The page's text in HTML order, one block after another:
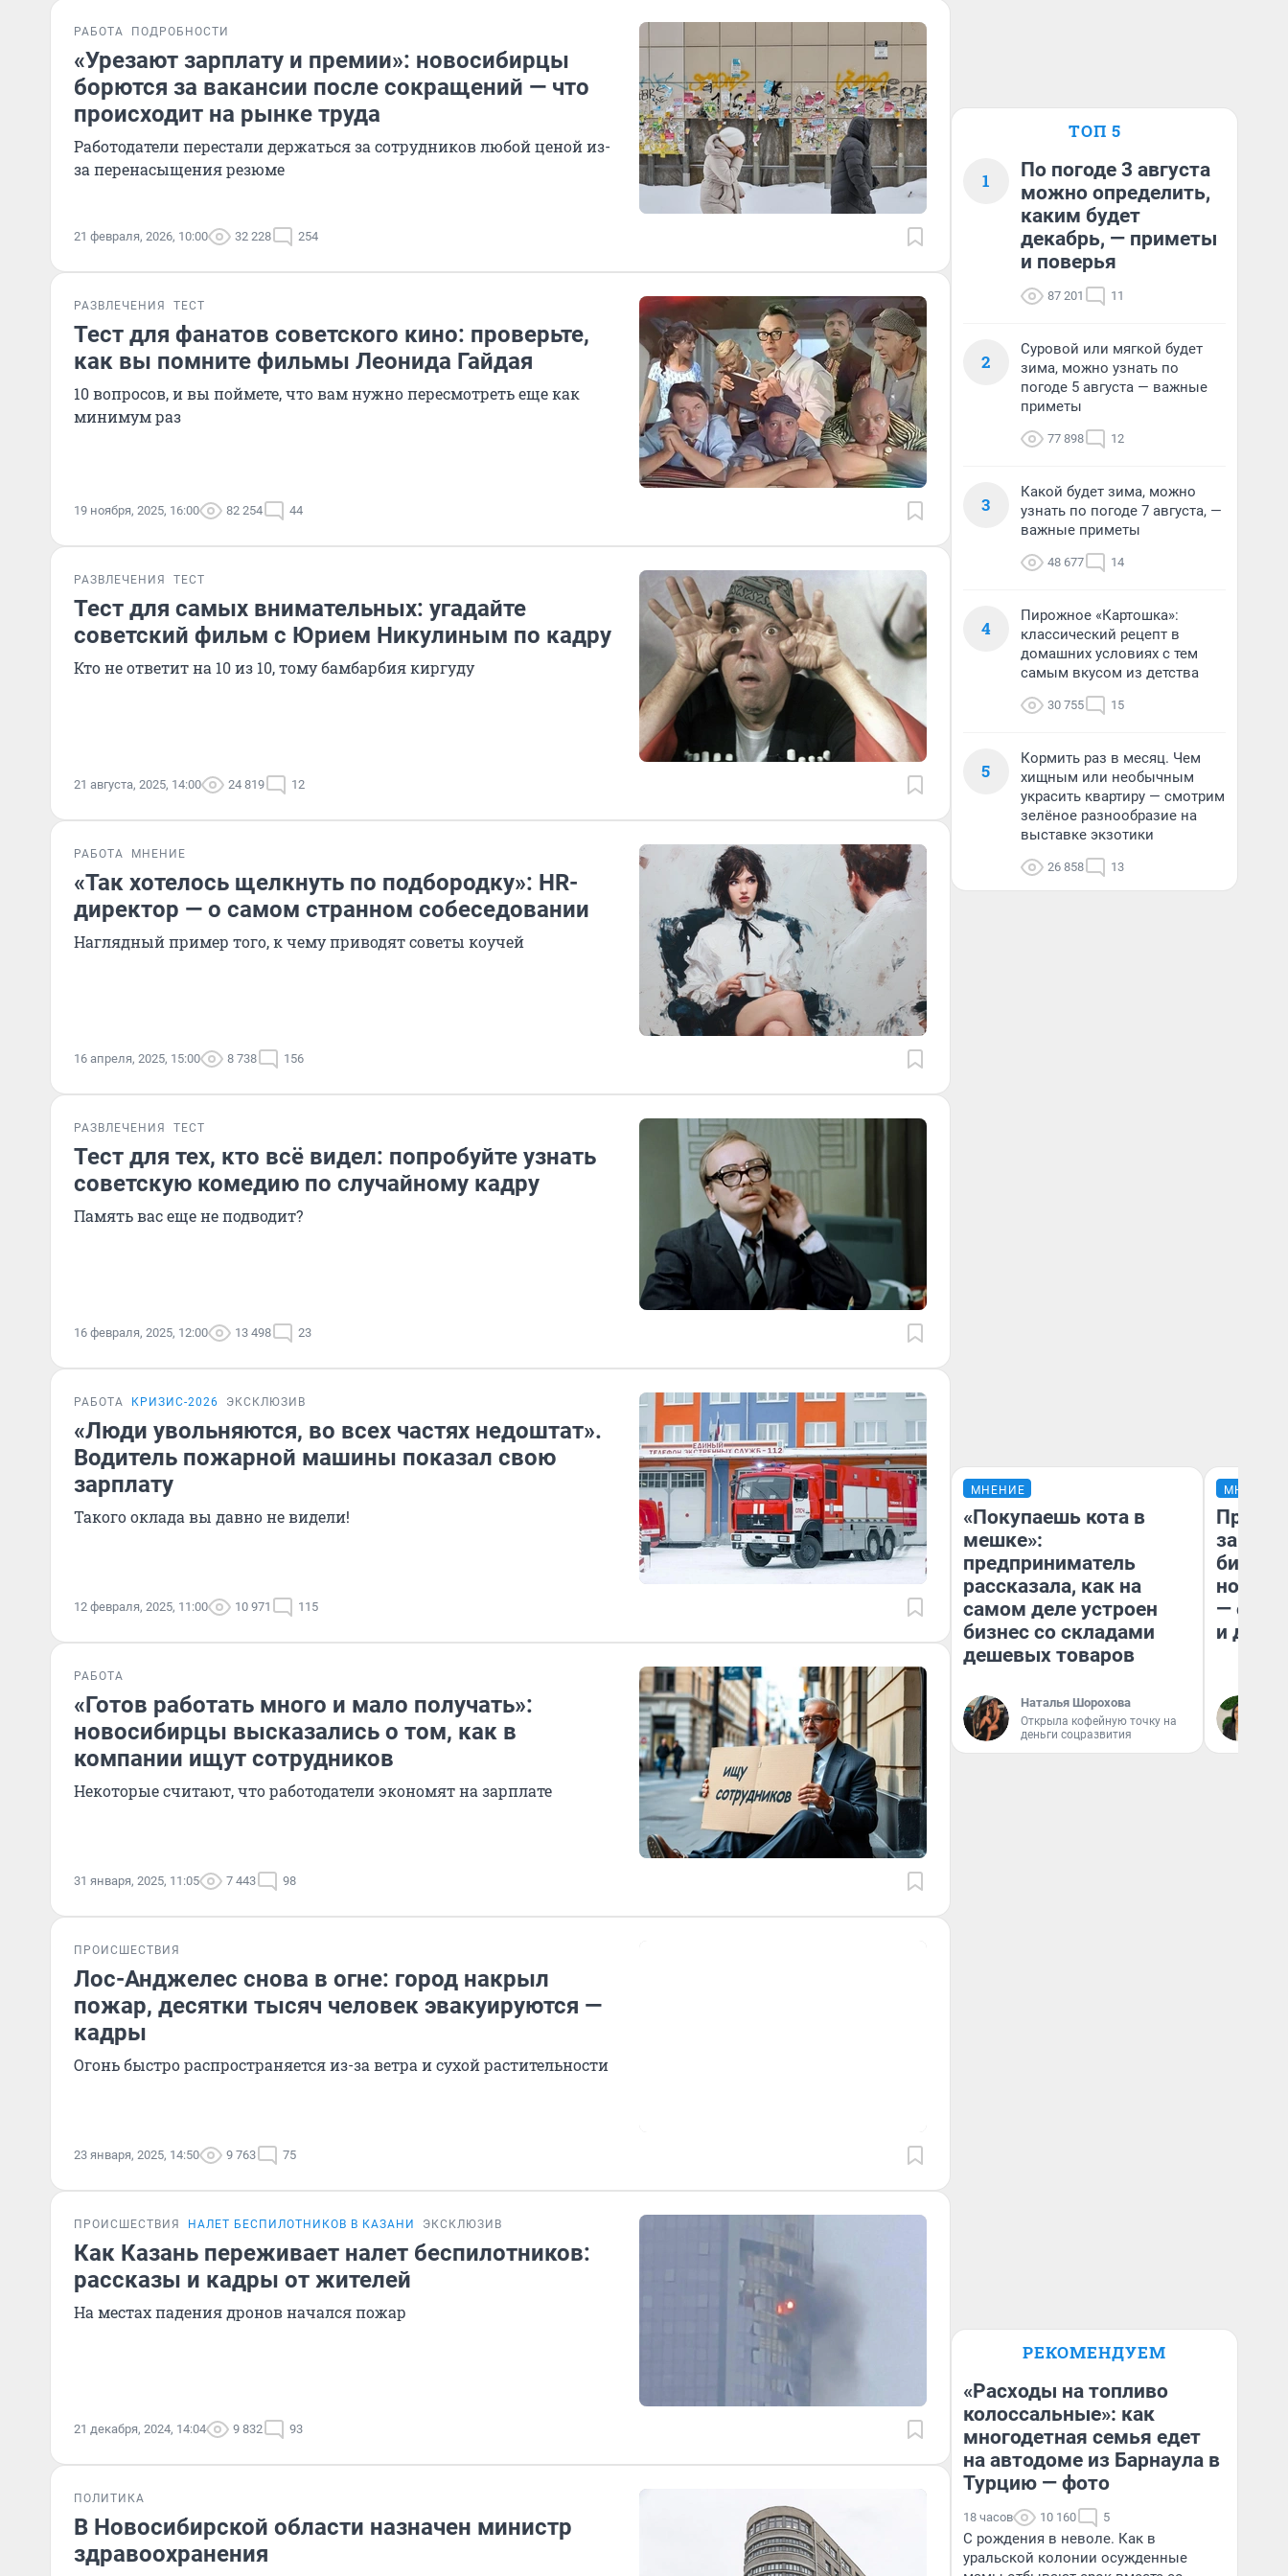
РАБОТА ПОДРОБНОСТИ
«Урезают зарплату и премии»: новосибирцы
борются за вакансии после сокращений — что
происходит на рынке труда
Работодатели перестали держаться за сотрудников любой ценой из-
за перенасыщения резюме
21 февраля, 2026, 10:00 32 228 254
РАЗВЛЕЧЕНИЯ ТЕСТ
Тест для фанатов советского кино: проверьте,
как вы помните фильмы Леонида Гайдая
10 вопросов, и вы поймете, что вам нужно пересмотреть еще как
минимум раз
19 ноября, 2025, 16:00 82 254 44
РАЗВЛЕЧЕНИЯ ТЕСТ
Тест для самых внимательных: угадайте
советский фильм с Юрием Никулиным по кадру
Кто не ответит на 10 из 10, тому бамбарбия киргуду
21 августа, 2025, 14:00 24 819 12
РАБОТА МНЕНИЕ
«Так хотелось щелкнуть по подбородку»: HR-
директор — о самом странном собеседовании
Наглядный пример того, к чему приводят советы коучей
16 апреля, 2025, 15:00 8 738 156
РАЗВЛЕЧЕНИЯ ТЕСТ
Тест для тех, кто всё видел: попробуйте узнать
советскую комедию по случайному кадру
Память вас еще не подводит?
16 февраля, 2025, 12:00 13 498 23
РАБОТА КРИЗИС-2026 ЭКСКЛЮЗИВ
«Люди увольняются, во всех частях недоштат».
Водитель пожарной машины показал свою
зарплату
Такого оклада вы давно не видели!
12 февраля, 2025, 11:00 10 971 115
РАБОТА
«Готов работать много и мало получать»:
новосибирцы высказались о том, как в
компании ищут сотрудников
Некоторые считают, что работодатели экономят на зарплате
31 января, 2025, 11:05 7 443 98
ПРОИСШЕСТВИЯ
Лос-Анджелес снова в огне: город накрыл
пожар, десятки тысяч человек эвакуируются —
кадры
Огонь быстро распространяется из-за ветра и сухой растительности
23 января, 2025, 14:50 9 763 75
ПРОИСШЕСТВИЯ НАЛЕТ БЕСПИЛОТНИКОВ В КАЗАНИ ЭКСКЛЮЗИВ
Как Казань переживает налет беспилотников:
рассказы и кадры от жителей
На местах падения дронов начался пожар
21 декабря, 2024, 14:04 9 832 93
ПОЛИТИКА
В Новосибирской области назначен министр
здравоохранения
ТОП 5
1
По погоде 3 августа
можно определить,
каким будет
декабрь, — приметы
и поверья
87 201 11
2
Суровой или мягкой будет
зима, можно узнать по
погоде 5 августа — важные
приметы
77 898 12
3
Какой будет зима, можно
узнать по погоде 7 августа, —
важные приметы
48 677 14
4
Пирожное «Картошка»:
классический рецепт в
домашних условиях с тем
самым вкусом из детства
30 755 15
5
Кормить раз в месяц. Чем
хищным или необычным
украсить квартиру — смотрим
зелёное разнообразие на
выставке экзотики
26 858 13
МНЕНИЕ
«Покупаешь кота в
мешке»:
предприниматель
рассказала, как на
самом деле устроен
бизнес со складами
дешевых товаров
Наталья Шорохова
Открыла кофейную точку на
деньги соцразвития
МНЕНИЕ
новый
— он
и даже
РЕКОМЕНДУЕМ
«Расходы на топливо
колоссальные»: как
многодетная семья едет
на автодоме из Барнаула в
Турцию — фото
18 часов 10 160 5
С рождения в неволе. Как в
уральской колонии осужденные